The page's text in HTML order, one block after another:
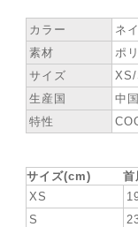
カラー
ネ
素材
ポ
サイズ
生産国
中
特性
サイズ(cm)
首
XS
S